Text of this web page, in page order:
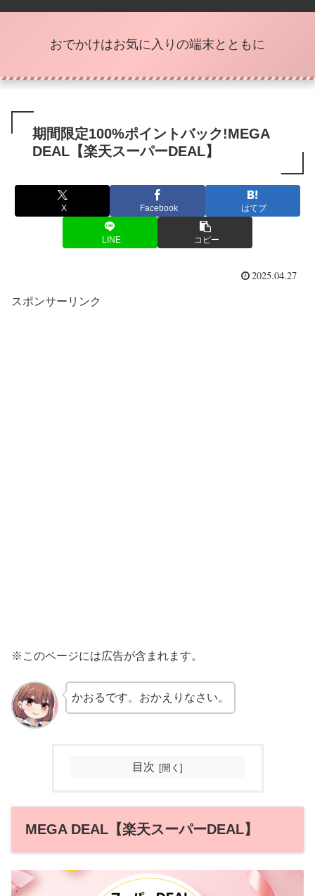
おでかけはお気に入りの端末とともに
期間限定100%ポイントバック!MEGA
DEAL【楽天スーパーDEAL】
X Facebook はてブ
LINE コピー
2025.04.27
スポンサーリンク
※このページには広告が含まれます。
かおるです。おかえりなさい。
目次
MEGA DEAL【楽天スーパーDEAL】